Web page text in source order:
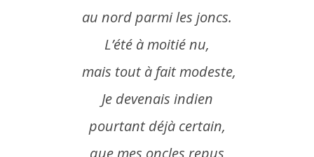
au nord parmi les joncs.
L’été à moitié nu,
mais tout à fait modeste,
Je devenais indien
pourtant déjà certain,
que mes oncles repus